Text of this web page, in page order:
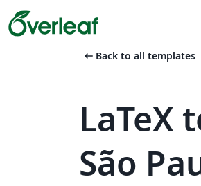
arrow_left_alt Back to all templates
LaTeX
São